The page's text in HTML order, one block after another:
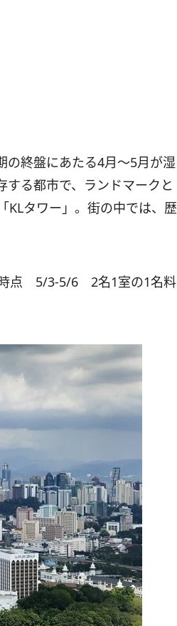
の終盤にあたる4月～5月が湿
する都市で、ランドマークと
KLタワー」。街の中では、歴
時点 5/3-5/6 2名1室の1名料